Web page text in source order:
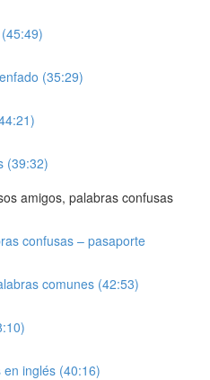
(35:29)
(39:32)
amigos, palabras confusas
confusas – pasaporte
comunes (42:53)
inglés (40:16)